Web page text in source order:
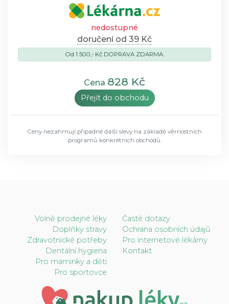
nedostupné
doručení od 39 Kč
Od 1 500,- Kč DOPRAVA ZDARMA.
Cena 828 Kč
Přejít do obchodu
Ceny nezahrnují případné další slevy na základě věrnostních
programů konkrétních obchodů.
Volně prodejné léky
Doplňky stravy
Zdravotnické potřeby
Dentální hygiena
Pro maminky a děti
Pro sportovce
Časté dotazy
Ochrana osobních údajů
Pro internetové lékárny
Kontakt